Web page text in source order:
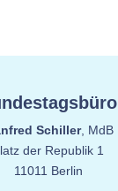
Schiller, MdB
der Republik 1
11011 Berlin